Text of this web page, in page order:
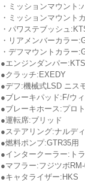
・ミッションマウント:
・ミッションマウント
・パワステブッシュ
・リアメンバーカラー
・デフマウントカラー
●エンジンダンパー:KTS
●クラッチ:EXEDY
●デフ:機械式LSD ニス
●ブレーキパッド:F/ウ
●ブレーキホース:プロ
●運転席:ブリッド
●ステアリング:ナルディ
●燃料ポンプ:GTR35用
●インタークーラー:ト
●マフラー:フジツボ
●キャタライザー:HKS